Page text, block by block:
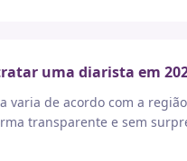
uma diarista em
de acordo com a
transparente e sem